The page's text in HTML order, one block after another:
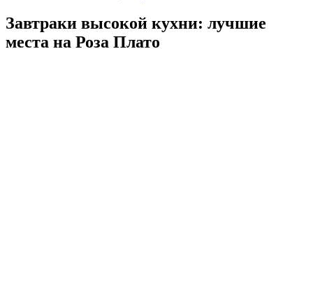
Завтраки высокой кухни: лучшие
места на Роза Плато